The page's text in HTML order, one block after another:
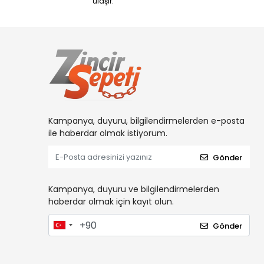
Kampanya, duyuru, bilgilendirmelerden e-posta
ile haberdar olmak istiyorum.
Gönder
Kampanya, duyuru ve bilgilendirmelerden
haberdar olmak için kayıt olun.
Gönder